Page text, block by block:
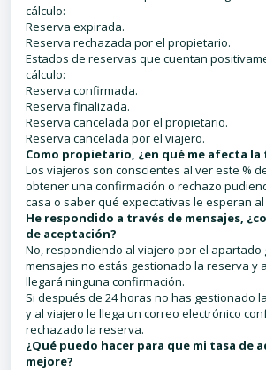
cálculo:
Reserva expirada.
Reserva rechazada por el propietario.
Estados de reservas que cuentan
cálculo:
Reserva confirmada.
Reserva finalizada.
Reserva cancelada por el propietario.
Reserva cancelada por el viajero.
Como propietario, ¿en qué me afecta la
Los viajeros son conscientes al ver este %
obtener una confirmación o rechazo
casa o saber qué expectativas le esperan
He respondido a través de mensajes,
de aceptación?
No, respondiendo al viajero por el apartado
mensajes no estás gestionado la reserva y
llegará ninguna confirmación.
Si después de 24 horas no has gestionado
y al viajero le llega un correo electrónico
rechazado la reserva.
¿Qué puedo hacer para que mi tasa de
mejore?